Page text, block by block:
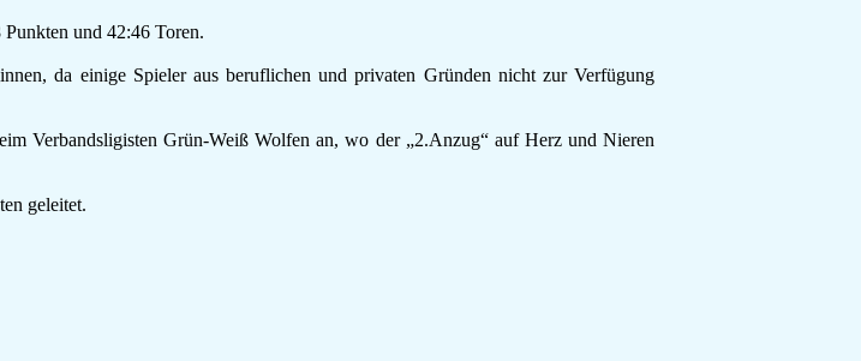
und 42:46 Toren.
da einige Spieler aus beruflichen und privaten Gründen nicht zur Verfügung
Verbandsligisten Grün-Weiß Wolfen an, wo der „2.Anzug“ auf Herz und Nieren
geleitet.